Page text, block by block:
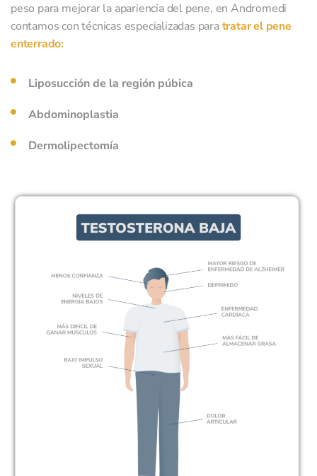
peso para mejorar la apariencia del pene, en Andromedi
contamos con técnicas especializadas paratratar el pene
enterrado:
Liposucción de la región púbica
Abdominoplastia
Dermolipectomía